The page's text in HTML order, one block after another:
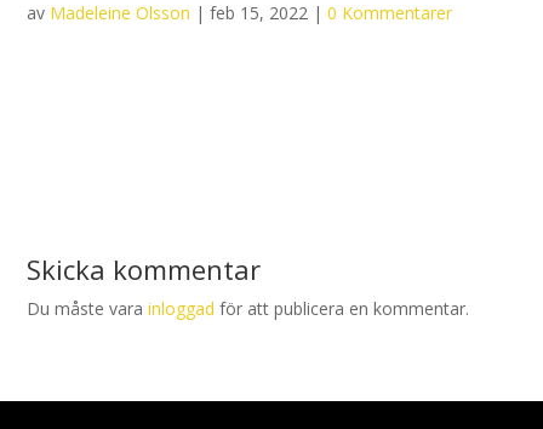
av Madeleine Olsson |feb 15, 2022 |0 Kommentarer
Skicka kommentar
Du måste varainloggad för att publicera en kommentar.